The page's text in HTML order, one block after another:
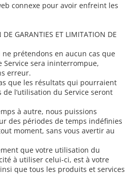
connexe pour avoir enfreint les
DE GARANTIES ET LIMITATION DE
prétendons en aucun cas que
sera ininterrompue,
erreur.
que les résultats qui pourraient
l’utilisation du Service seront
à autre, nous puissions
des périodes de temps indéfinies
moment, sans vous avertir au
que votre utilisation du
à utiliser celui-ci, est à votre
que tous les produits et services